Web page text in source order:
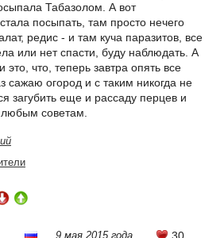
Табазолом. А вот
посыпать, там просто нечего
редис - и там куча паразитов, все
или нет спасти, буду наблюдать. А
что, теперь завтра опять все
сажаю огород и с таким никогда не
загубить еще и рассаду перцев и
советам.
9 мая 2015 года 30